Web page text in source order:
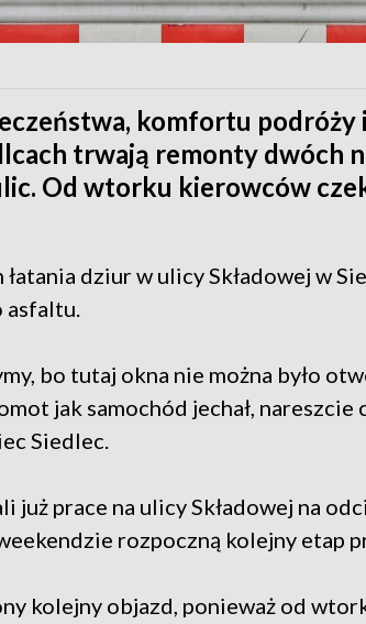
komfortu podróży
trwają remonty dwóch
Od wtorku kierowców
łatania dziur w ulicy Składowej w
asfaltu.
bo tutaj okna nie można było
jak samochód jechał, nareszcie
Siedlec.
już prace na ulicy Składowej na
rozpoczną kolejny etap
kolejny objazd, ponieważ od